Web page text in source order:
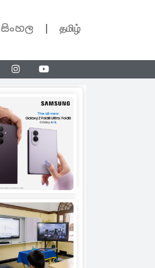
සිංහල தமிழ்
Share